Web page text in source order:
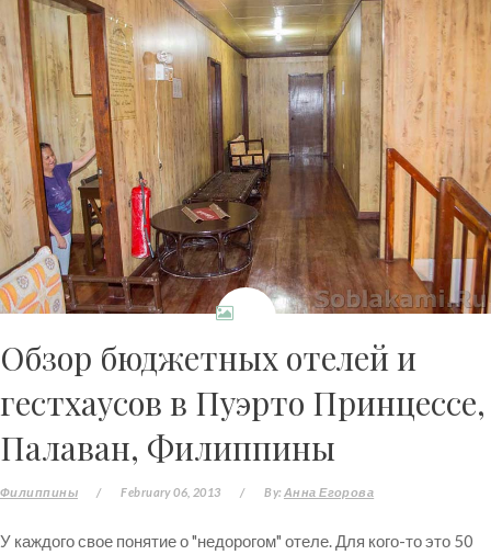
Обзор бюджетных отелей и
гестхаусов в Пуэрто Принцессе,
Палаван, Филиппины
Филиппины / February 06, 2013 / By: Анна Егорова
У каждого свое понятие о "недорогом" отеле. Для кого-то это 50